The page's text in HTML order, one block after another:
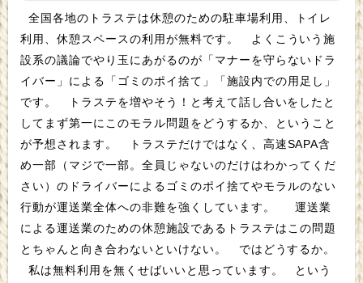
利用、休憩スペースの利用が無料です。 よくこういう施
設系の議論でやり玉にあがるのが「マナーを守らないドラ
イバー」による「ゴミのポイ捨て」「施設内での用足し」
です。 トラステを増やそう！と考えて話し合いをしたと
してまず第一にこのモラル問題をどうするか、ということ
が予想されます。 トラステだけではなく、高速SAPA含
め一部（マジで一部。全員じゃないのだけはわかってくだ
さい）のドライバーによるゴミのポイ捨てやモラルのない
行動が運送業全体への非難を強くしています。 運送業
による運送業のための休憩施設であるトラステはこの問題
とちゃんと向き合わないといけない。 ではどうするか。